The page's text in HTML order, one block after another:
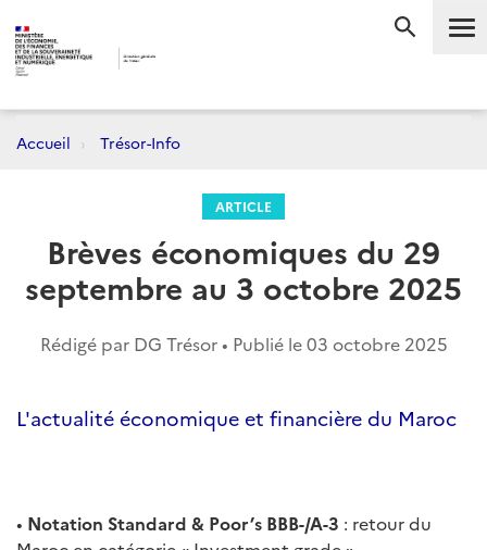
Accueil Trésor-Info
ARTICLE
Brèves économiques du 29
septembre au 3 octobre 2025
Rédigé par DG Trésor • Publié le03 octobre 2025
L'actualité économique et financière du Maroc
• Notation Standard & Poor’s BBB-/A-3 : retour du